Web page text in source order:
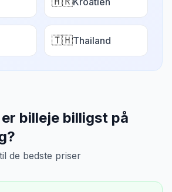
🇹🇭Thailand
billeje billigst på
?
de bedste priser